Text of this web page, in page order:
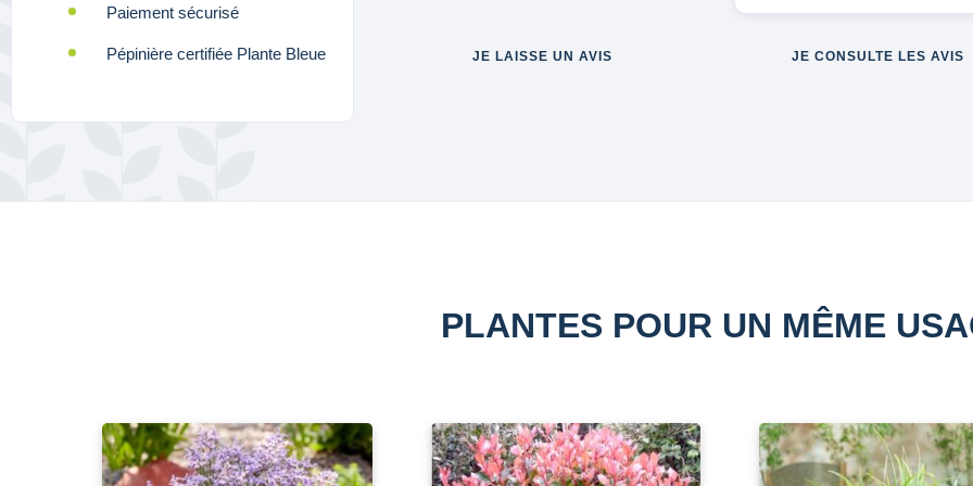
Paiement sécurisé
Pépinière certifiée Plante Bleue JE LAISSE UN AVIS JE CONSULTE LES AVIS
PLANTES POUR UN MÊME